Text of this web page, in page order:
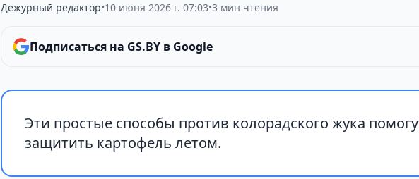
Дежурный редактор•10 июня 2026 г. 07:03•3 мин чтения
Подписаться на GS.BY в Google
Эти простые способы против колорадского жука
защитить картофель летом.